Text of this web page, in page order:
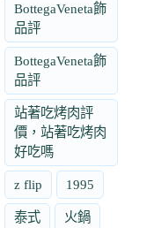
BottegaVeneta飾
品評
BottegaVeneta飾
品評
站著吃烤肉評
價，站著吃烤肉
好吃嗎
z flip 1995
泰式 火鍋